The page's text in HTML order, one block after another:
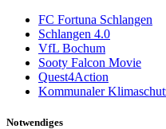
FC Fortuna Schlangen
Schlangen 4.0
VfL Bochum
Sooty Falcon Movie
Quest4Action
Kommunaler
Notwendiges